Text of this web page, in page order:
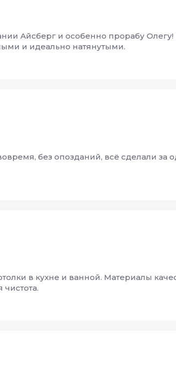
Айсберг и особенно прорабу Олегу!
и идеально натянутыми.
без опозданий, всё сделали
в кухне и ванной. Материалы